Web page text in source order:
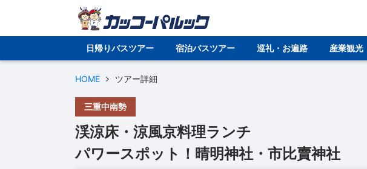
日帰りバスツアー 宿泊バスツアー 巡礼・お遍路 産業観光
HOME ツアー詳細
三重中南勢
渓涼床・涼風京料理ランチ
パワースポット！晴明神社・市比賣神社